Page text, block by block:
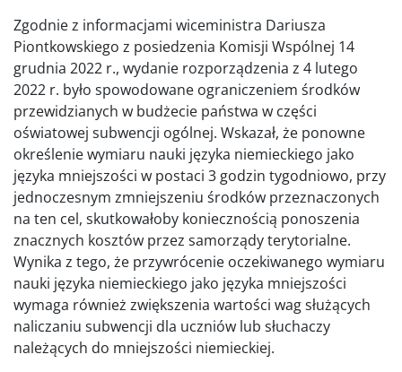
Zgodnie z informacjami wiceministra Dariusza
Piontkowskiego z posiedzenia Komisji Wspólnej 14
grudnia 2022 r., wydanie rozporządzenia z 4 lutego
2022 r. było spowodowane ograniczeniem środków
przewidzianych w budżecie państwa w części
oświatowej subwencji ogólnej. Wskazał, że ponowne
określenie wymiaru nauki języka niemieckiego jako
języka mniejszości w postaci 3 godzin tygodniowo, przy
jednoczesnym zmniejszeniu środków przeznaczonych
na ten cel, skutkowałoby koniecznością ponoszenia
znacznych kosztów przez samorządy terytorialne.
Wynika z tego, że przywrócenie oczekiwanego wymiaru
nauki języka niemieckiego jako języka mniejszości
wymaga również zwiększenia wartości wag służących
naliczaniu subwencji dla uczniów lub słuchaczy
należących do mniejszości niemieckiej.